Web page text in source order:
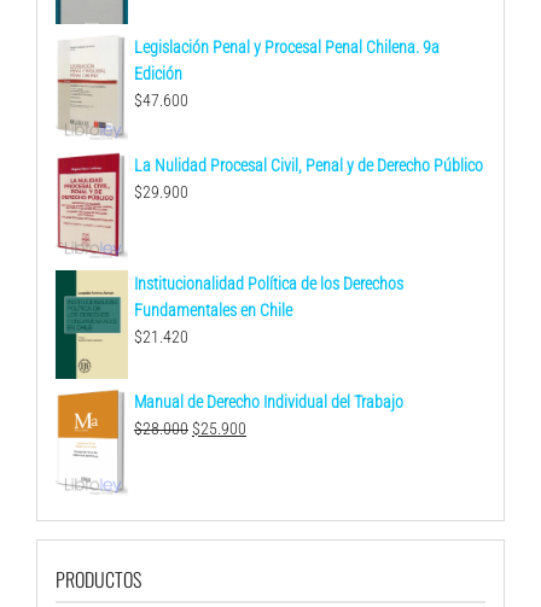
Legislación Penal y Procesal Penal Chilena. 9a
Edición
$47.600
La Nulidad Procesal Civil, Penal y de Derecho Público
$29.900
Institucionalidad Política de los Derechos
Fundamentales en Chile
$21.420
Manual de Derecho Individual del Trabajo
$28.000El
$25.900
PRODUCTOS